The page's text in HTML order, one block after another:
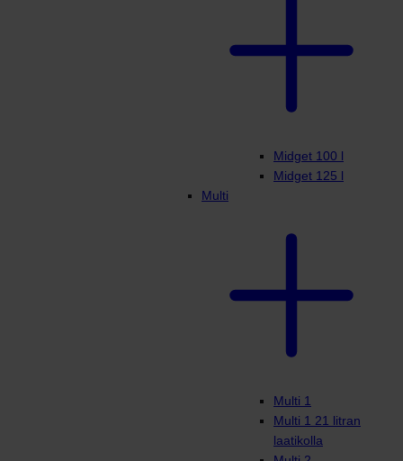
Midget 100 l
Midget 125 l
Multi
Multi 1
Multi 1 21 litran
laatikolla